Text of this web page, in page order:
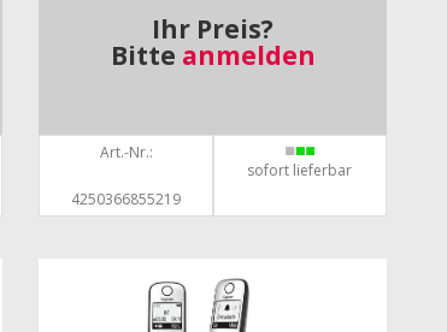
Ihr Preis?
Bitte anmelden
Art.-Nr.:
4250366855219
sofort lieferbar